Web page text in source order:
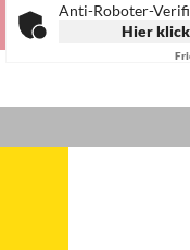
Anti-Roboter-
Hier